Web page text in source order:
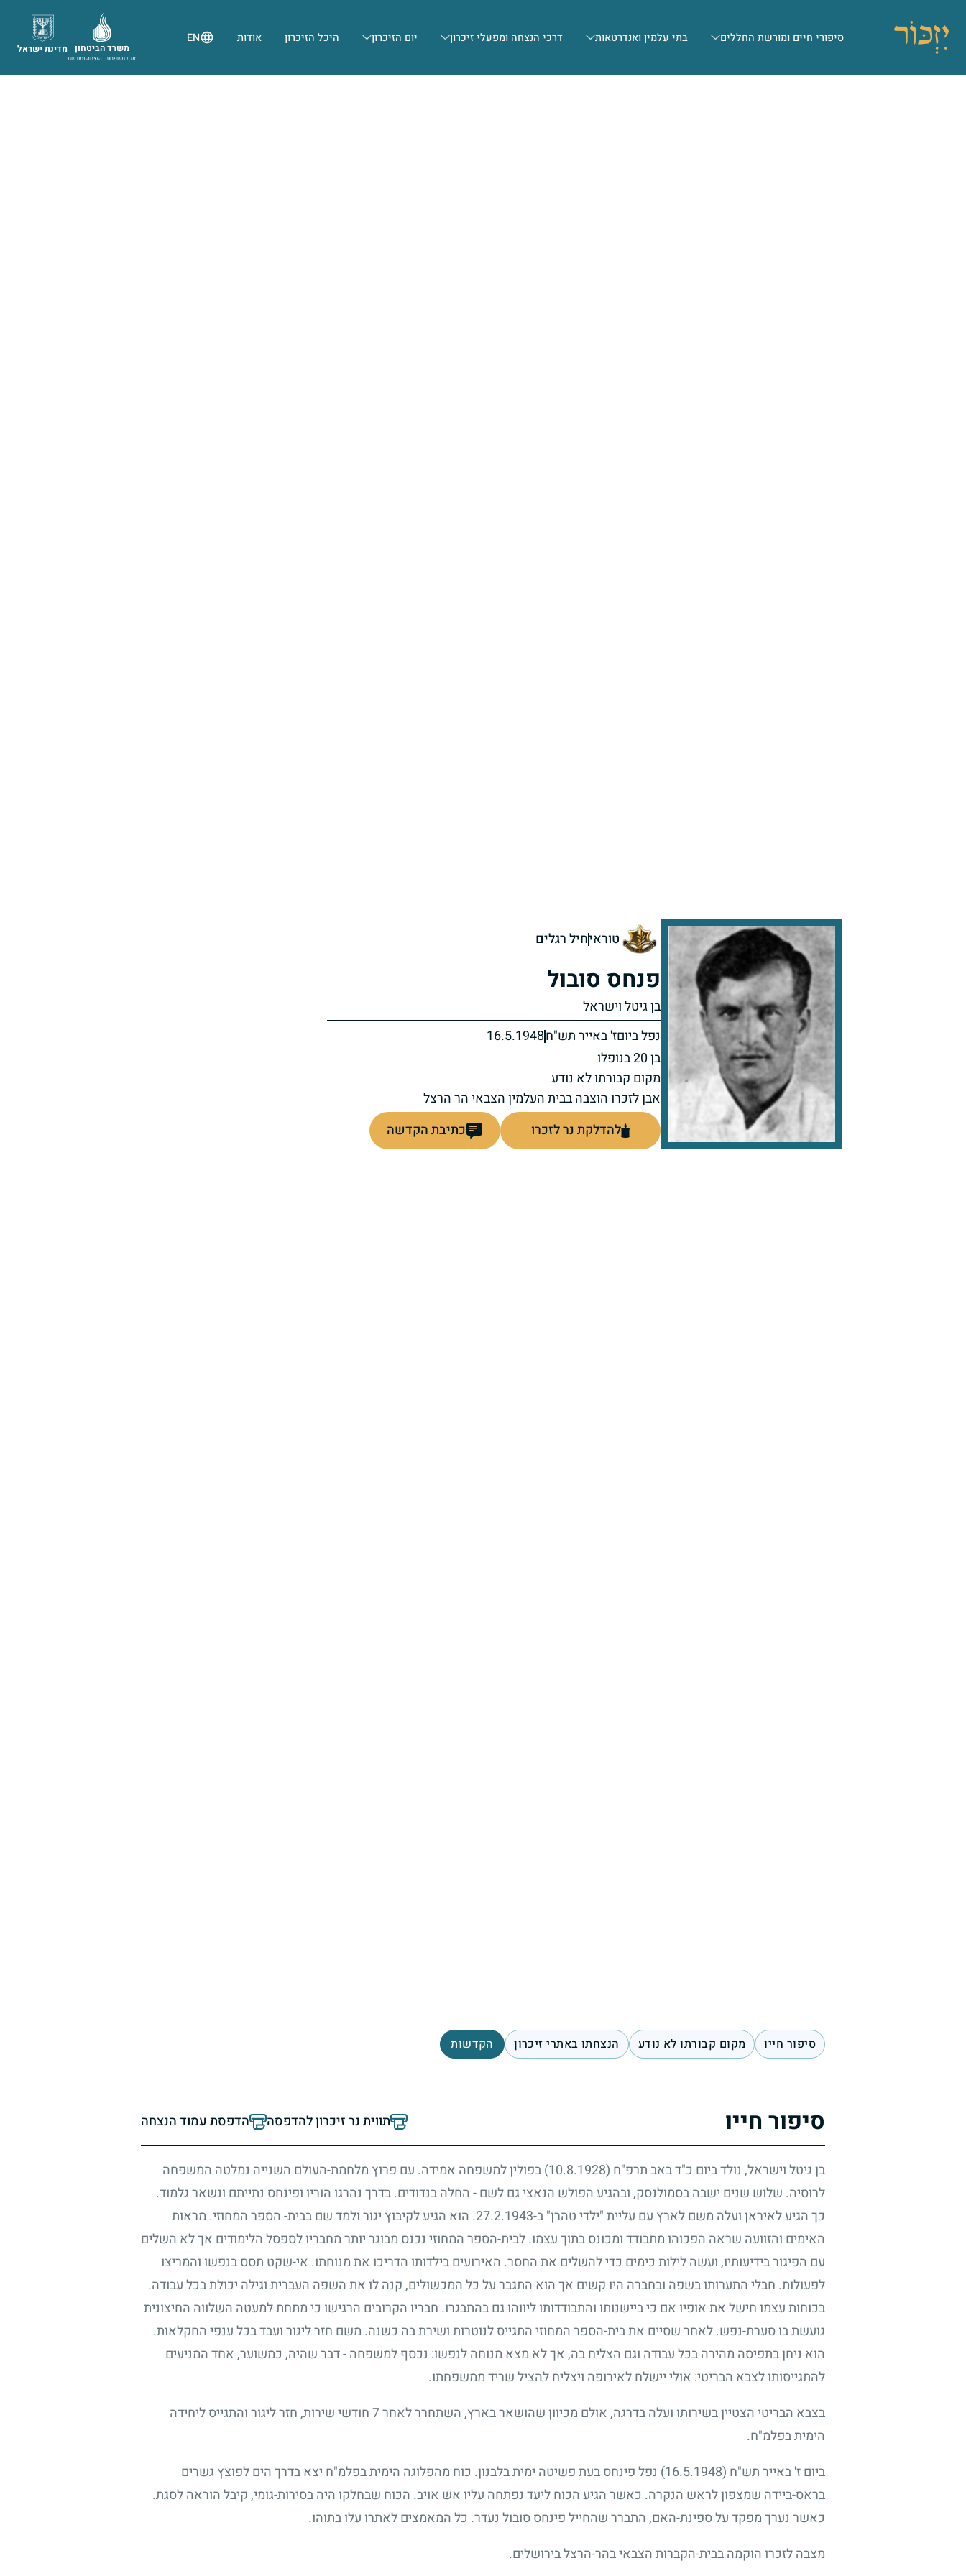
סיפורי חיים ומורשת החללים בתי עלמין ואנדרטאות דרכי הנצחה ומפעלי זיכרון יום הזיכרון היכל הזיכרון אודות EN
מדינת ישראל משרד הביטחון
אגף משפחות, הנצחה ומורשת
טוראיחיל רגלים
פנחס סובול
בן גיטל וישראל
נפל ביוםז' באייר תש"ח16.5.1948
בן 20 בנופלו
מקום קבורתו לא נודע
אבן לזכרו הוצבה בבית העלמין הצבאי הר הרצל
להדלקת נר לזכרו
כתיבת הקדשה
סיפור חייו מקום קבורתו לא נודע הנצחתו באתרי זיכרון הקדשות
סיפור חייו תווית נר זיכרון להדפסה הדפסת עמוד הנצחה
בן גיטל וישראל, נולד ביום כ"ד באב תרפ"ח (10.8.1928)
בפולין למשפחה אמידה. עם פרוץ מלחמת-העולם השנייה נמלטה המשפחה
לרוסיה. שלוש שנים ישבה בסמולנסק, ובהגיע הפולש הנאצי גם לשם - החלה בנדודים. בדרך נהרגו הוריו ופינחס נתייתם ונשאר גלמוד.
כך הגיע לאיראן ועלה משם לארץ עם עליית "ילדי טהרן" ב-27.2.1943. הוא הגיע לקיבוץ יגור ולמד שם בבית- הספר המחוזי. מראות
האימים והזוועה שראה הפכוהו מתבודד ומכונס בתוך עצמו. לבית-הספר המחוזי נכנס מבוגר יותר מחבריו לספסל הלימודים אך לא השלים
עם הפיגור בידיעותיו, ועשה לילות כימים כדי להשלים את החסר. האירועים בילדותו הדריכו את מנוחתו. אי-שקט תסס בנפשו והמריצו
לפעולות. חבלי התערותו בשפה ובחברה היו קשים אך הוא התגבר על כל המכשולים, קנה לו את השפה העברית וגילה יכולת בכל עבודה.
בכוחות עצמו חישל את אופיו אם כי ביישנותו והתבודדותו ליווהו גם בהתבגרו. חבריו הקרובים הרגישו כי מתחת למעטה השלווה החיצונית
גועשת בו סערת-נפש. לאחר שסיים את בית-הספר המחוזי התגייס לנוטרות ושירת בה כשנה. משם חזר ליגור ועבד בכל ענפי החקלאות.
הוא ניחן בתפיסה מהירה בכל עבודה וגם הצליח בה, אך לא מצא מנוחה לנפשו: נכסף למשפחה - דבר שהיה, כמשוער, אחד המניעים
להתגייסותו לצבא הבריטי: אולי יישלח לאירופה ויצליח להציל שריד ממשפחתו.
בצבא הבריטי הצטיין בשירותו ועלה בדרגה, אולם מכיוון שהושאר בארץ, השתחרר לאחר7חודשי שירות, חזר ליגור והתגייס ליחידה
הימית בפלמ"ח.
ביום ז' באייר תש"ח (16.5.1948)
נפל פינחס בעת פשיטה ימית בלבנון. כוח מהפלוגה הימית בפלמ"ח יצא בדרך הים לפוצץ גשרים
בראס-ביידה שמצפון לראש הנקרה. כאשר הגיע הכוח ליעד נפתחה עליו אש אויב. הכוח שבחלקו היה בסירות-גומי, קיבל הוראה לסגת.
כאשר נערך מפקד על ספינת-האם, התברר שהחייל פינחס סובול נעדר. כל המאמצים לאתרו עלו בתוהו.
מצבה לזכרו הוקמה בבית-הקברות הצבאי בהר-הרצל בירושלים.